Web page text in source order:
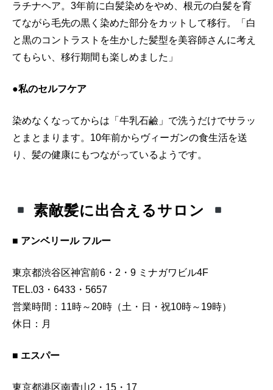
ラチナヘア。3年前に白髪染めをやめ、根元の白髪を育
てながら毛先の黒く染めた部分をカットして移行。「白
と黒のコントラストを生かした髪型を美容師さんに考え
てもらい、移行期間も楽しめました」
●私のセルフケア
染めなくなってからは「牛乳石鹼」で洗うだけでサラッ
とまとまります。10年前からヴィーガンの食生活を送
り、髪の健康にもつながっているようです。
素敵髪に出合えるサロン
■ アンベリール フルー
東京都渋谷区神宮前6・2・9 ミナガワビル4F
TEL.03・6433・5657
営業時間：11時～20時（土・日・祝10時～19時）
休日：月
■ エスパー
東京都港区南青山2・15・17